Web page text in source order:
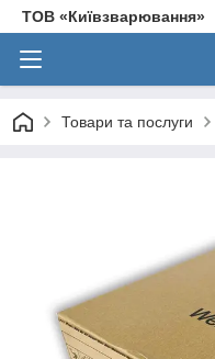
ТОВ «Київзварювання»
Товари та послуги